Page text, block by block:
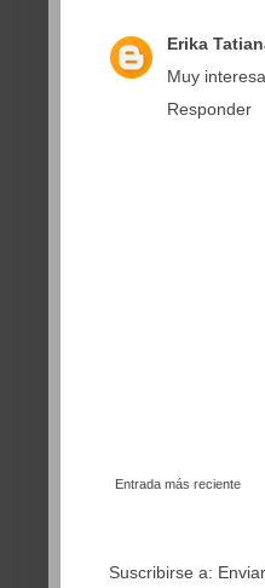
Erika
Muy
Responder
Entrada más reciente
Suscribirse a: